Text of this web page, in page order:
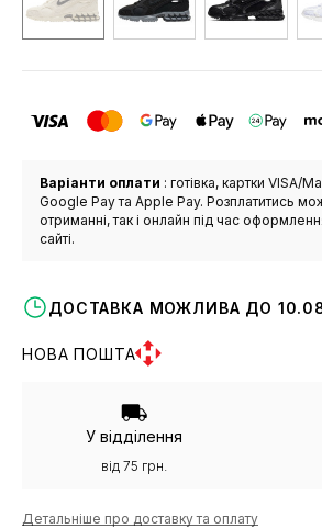
Варіанти оплати : готівка, картки VISA/
Google Pay та Apple Pay. Розплатитись
отриманні, так і онлайн під час
сайті.
ДОСТАВКА МОЖЛИВА ДО
НОВА ПОШТА
У відділення
від 75 грн.
Детальніше про доставку та оплату